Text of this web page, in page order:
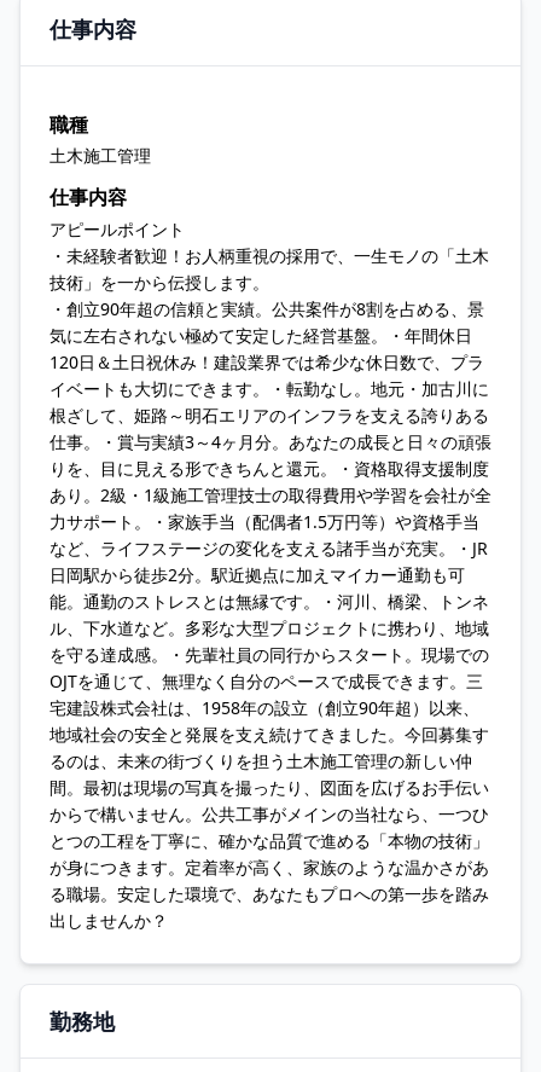
仕事内容
職種
土木施工管理
仕事内容
アピールポイント
・未経験者歓迎！お人柄重視の採用で、一生モノの「土木
技術」を一から伝授します。
・創立90年超の信頼と実績。公共案件が8割を占める、景
気に左右されない極めて安定した経営基盤。・年間休日
120日＆土日祝休み！建設業界では希少な休日数で、プラ
イベートも大切にできます。・転勤なし。地元・加古川に
根ざして、姫路～明石エリアのインフラを支える誇りある
仕事。・賞与実績3～4ヶ月分。あなたの成長と日々の頑張
りを、目に見える形できちんと還元。・資格取得支援制度
あり。2級・1級施工管理技士の取得費用や学習を会社が全
力サポート。・家族手当（配偶者1.5万円等）や資格手当
など、ライフステージの変化を支える諸手当が充実。・JR
日岡駅から徒歩2分。駅近拠点に加えマイカー通勤も可
能。通勤のストレスとは無縁です。・河川、橋梁、トンネ
ル、下水道など。多彩な大型プロジェクトに携わり、地域
を守る達成感。・先輩社員の同行からスタート。現場での
OJTを通じて、無理なく自分のペースで成長できます。三
宅建設株式会社は、1958年の設立（創立90年超）以来、
地域社会の安全と発展を支え続けてきました。今回募集す
るのは、未来の街づくりを担う土木施工管理の新しい仲
間。最初は現場の写真を撮ったり、図面を広げるお手伝い
からで構いません。公共工事がメインの当社なら、一つひ
とつの工程を丁寧に、確かな品質で進める「本物の技術」
が身につきます。定着率が高く、家族のような温かさがあ
る職場。安定した環境で、あなたもプロへの第一歩を踏み
出しませんか？
勤務地